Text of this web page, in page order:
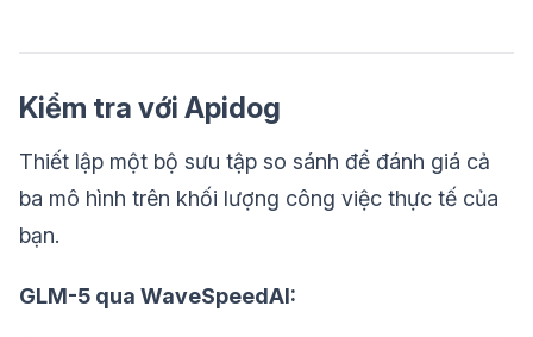
Kiểm tra với Apidog
Thiết lập một bộ sưu tập so sánh để đánh giá cả
ba mô hình trên khối lượng công việc thực tế của
bạn.
GLM-5 qua WaveSpeedAI: